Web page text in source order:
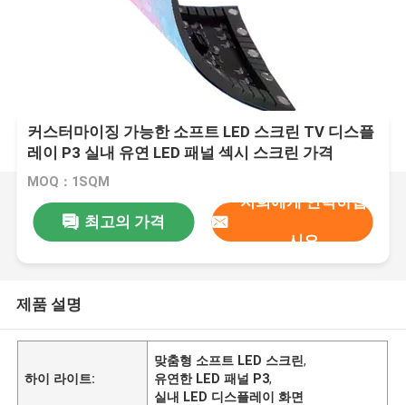
커스터마이징 가능한 소프트 LED 스크린 TV 디스플
레이 P3 실내 유연 LED 패널 섹시 스크린 가격
MOQ：1SQM
최고의 가격
저희에게 연락하십
시오
제품 설명
하이 라이트:
맞춤형 소프트 LED 스크린,
유연한 LED 패널 P3,
실내 LED 디스플레이 화면